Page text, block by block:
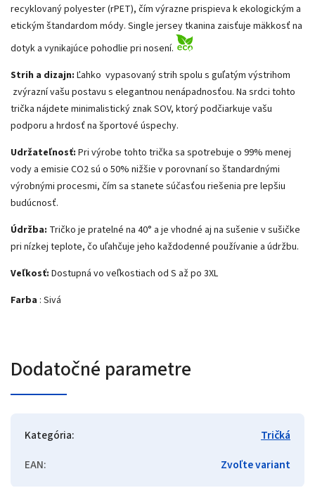
recyklovaný polyester (rPET), čím výrazne prispieva k ekologickým a
etickým štandardom módy. Single jersey tkanina zaisťuje mäkkosť na
dotyk a vynikajúce pohodlie pri nosení.
Strih a dizajn: Ľahko vypasovaný strih spolu s guľatým výstrihom
zvýrazní vašu postavu s elegantnou nenápadnosťou. Na srdci tohto
trička nájdete minimalistický znak SOV, ktorý podčiarkuje vašu
podporu a hrdosť na športové úspechy.
Udržateľnosť: Pri výrobe tohto trička sa spotrebuje o 99% menej
vody a emisie CO2 sú o 50% nižšie v porovnaní so štandardnými
výrobnými procesmi, čím sa stanete súčasťou riešenia pre lepšiu
budúcnosť.
Údržba: Tričko je pratelné na 40° a je vhodné aj na sušenie v sušičke
pri nízkej teplote, čo uľahčuje jeho každodenné používanie a údržbu.
Veľkosť: Dostupná vo veľkostiach od S až po 3XL
Farba : Sivá
Dodatočné parametre
Kategória:
Tričká
EAN: Zvoľte variant